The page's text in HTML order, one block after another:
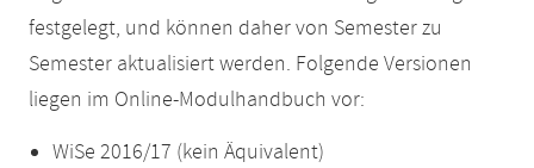
festgelegt, und können daher von Semester zu
Semester aktualisiert werden. Folgende Versionen
liegen im Online-Modulhandbuch vor:
WiSe 2016/17 (kein Äquivalent)